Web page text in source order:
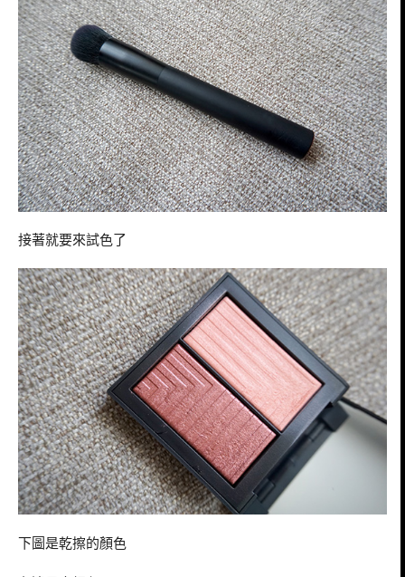
接著就要來試色了
下圖是乾擦的顏色